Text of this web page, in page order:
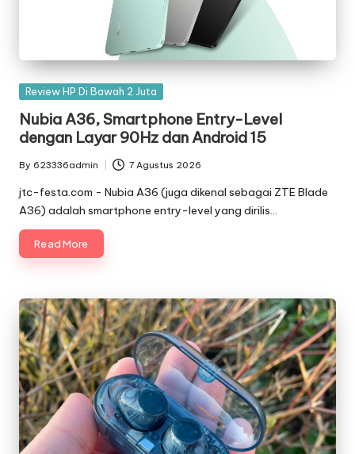
Posted
Review HP Di Bawah 2 Juta
Nubia A36, Smartphone Entry-Level
dengan Layar 90Hz dan Android 15
Posted
by
By 623336admin 7 Agustus 2026
jtc-festa.com - Nubia A36 (juga dikenal sebagai ZTE Blade
A36) adalah smartphone entry-level yang dirilis…
Read More